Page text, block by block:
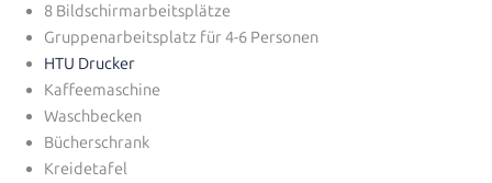
8 Bildschirmarbeitsplätze
Gruppenarbeitsplatz für 4-6 Personen
HTU Drucker
Kaffeemaschine
Waschbecken
Bücherschrank
Kreidetafel